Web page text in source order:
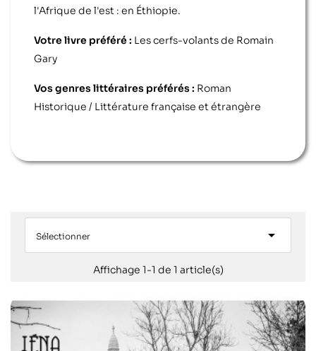
l'Afrique de l'est : en Éthiopie.
Votre livre préféré : Les cerfs-volants de Romain
Gary
Vos genres littéraires préférés : Roman
Historique / Littérature française et étrangère
Sélectionner 
Affichage 1-1 de 1 article(s)